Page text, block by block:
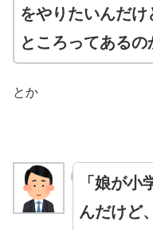
をやりたいんだ
ところってあるの
とか
「娘が
んだけど